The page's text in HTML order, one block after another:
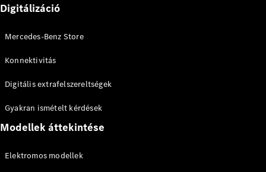
Digitálizáció
Mercedes-Benz Store
Konnektivitás
Digitális extrafelszereltségek
Gyakran ismételt kérdések
Modellek áttekintése
Elektromos modellek